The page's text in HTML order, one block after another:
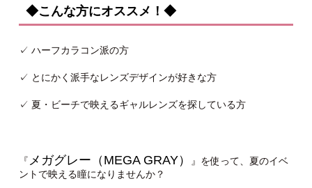
◆こんな方にオススメ！◆
✓ ハーフカラコン派の方
✓ とにかく派手なレンズデザインが好きな方
✓ 夏・ビーチで映えるギャルレンズを探している方
『メガグレー（MEGA GRAY）
』を使って、夏のイベ
ントで映える瞳になりませんか？